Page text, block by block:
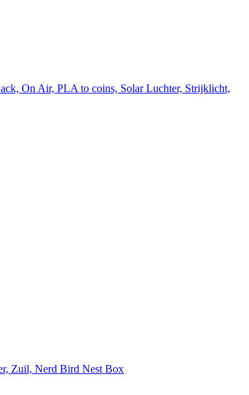
On Air, PLA to coins, Solar Luchter, Strijklicht,
Zuil, Nerd Bird Nest Box